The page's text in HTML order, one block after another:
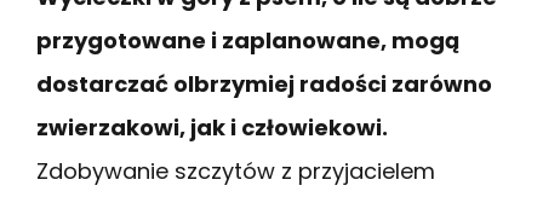
przygotowane i zaplanowane, mogą
dostarczać olbrzymiej radości zarówno
zwierzakowi, jak i człowiekowi.
Zdobywanie szczytów z przyjacielem